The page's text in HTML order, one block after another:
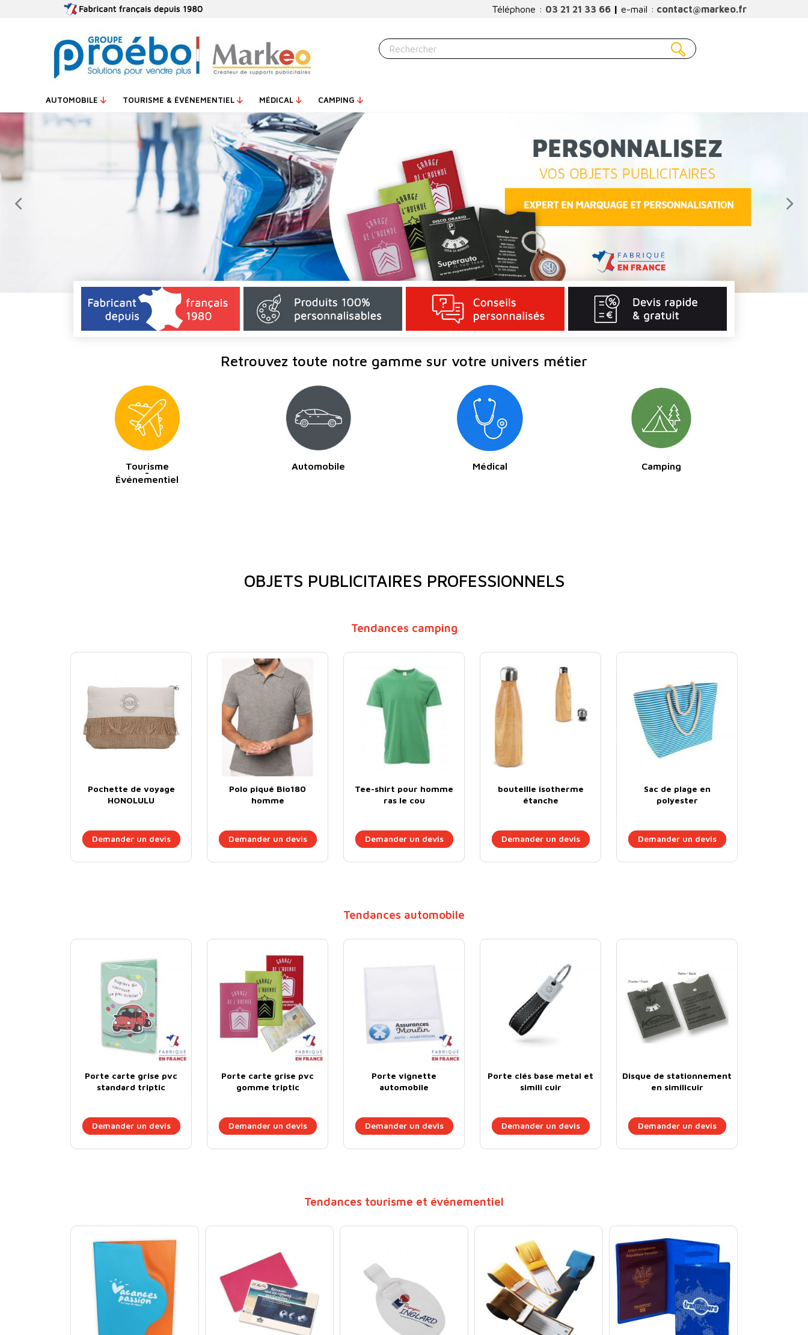
Téléphone : 03 21 21 33 66 | e-mail : contact@markeo.fr
AUTOMOBILE TOURISME & ÉVÉNEMENTIEL MÉDICAL CAMPING
Retrouvez toute notre gamme sur votre univers métier
Tourisme
-
Événementiel
Automobile Médical Camping
OBJETS PUBLICITAIRES PROFESSIONNELS
Tendances camping
Pochette de voyage
HONOLULU
Demander un devis
Polo piqué Bio180
homme
Demander un devis
Tee-shirt pour homme
ras le cou
Demander un devis
bouteille isotherme
étanche
Demander un devis
Sac de plage en
polyester
Demander un devis
Tendances automobile
Porte carte grise pvc
standard triptic
Demander un devis
Porte carte grise pvc
gomme triptic
Demander un devis
Porte vignette
automobile
Demander un devis
Porte clés base metal et
simili cuir
Demander un devis
Disque de stationnement
en similicuir
Demander un devis
Tendances tourisme et événementiel